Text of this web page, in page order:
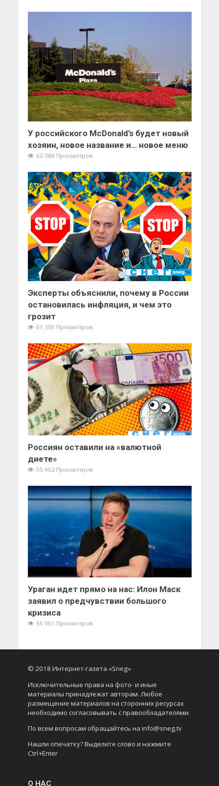
У российского McDonald’s будет новый
хозяин, новое название и… новое меню
62 084 Просмотров
Эксперты объяснили, почему в России
остановилась инфляция, и чем это
грозит
61 305 Просмотров
Россиян оставили на «валютной
диете»
55 452 Просмотров
Ураган идет прямо на нас: Илон Маск
заявил о предчувствии большого
кризиса
55 051 Просмотров
© 2018 Интернет-газета «Sneg»
Исключительные права на фото- и иные
материалы принадлежат авторам. Любое
размещение материалов на сторонних ресурсах
необходимо согласовывать с правообладателями.
По всем вопросам обращайтесь на info@sneg.tv
Нашли опечатку? Выделите слово и нажмите
Ctrl+Enter
О НАС